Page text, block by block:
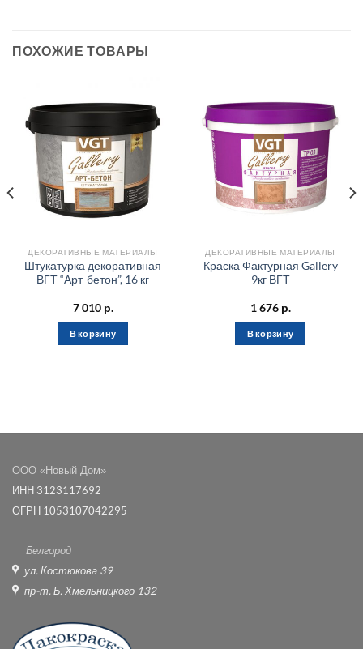
ПОХОЖИЕ ТОВАРЫ
ДЕКОРАТИВНЫЕ МАТЕРИАЛЫ
Штукатурка декоративная
ВГТ “Арт-бетон”, 16 кг
7 010 р.
В корзину
ДЕКОРАТИВНЫЕ МАТЕРИАЛЫ
Краска Фактурная Gallery
9кг ВГТ
1 676 р.
В корзину
ООО «Новый Дом»
ИНН 3123117692
ОГРН 1053107042295
Белгород
ул. Костюкова 39
пр-т. Б. Хмельницкого 132